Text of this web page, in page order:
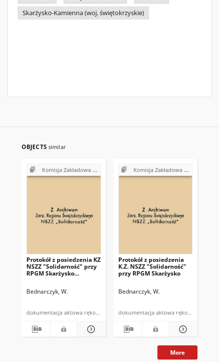
Skarżysko-Kamienna (woj. świętokrzyskie)
OBJECTS similar
Komisja Zakładowa NSZZ "Solidarność" przy Rejonowym Przedsiębiorstwie Gospodarki Mieszkaniowej w Skarżysku-Kamiennej
Protokół z posiedzenia KZ
NSZZ "Solidarność" przy
RPGM Skarżysko
rozpatrzenia pisma
pracę w trybie
Bednarczyk, W.
dokumentacja aktowa rękopis
Komisja Zakładowa NSZZ "Solidarność" przy Rejonowym Przedsiębiorstwie Gospodarki Mieszkaniowej w Skarżysku-Kamiennej
Protokół z posiedzenia
K.Z. NSZZ "Solidarność"
przy RPGM Skarżysko
Bednarczyk, W.
dokumentacja aktowa rękopis
More